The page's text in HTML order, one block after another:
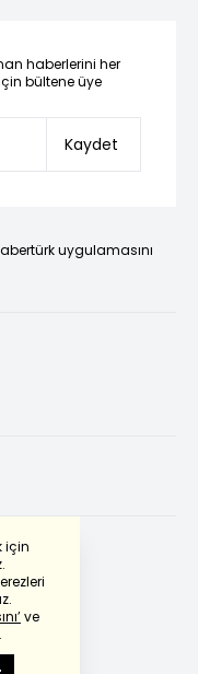
için
ve
haberlerini her
bültene üye
Kaydet
uygulamasını